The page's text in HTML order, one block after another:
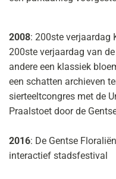
2008: 200ste verjaardag
200ste verjaardag van
andere een klassiek
een schatten archieven
sierteeltcongres met de
Praalstoet door de
2016: De Gentse
interactief stadsfestival